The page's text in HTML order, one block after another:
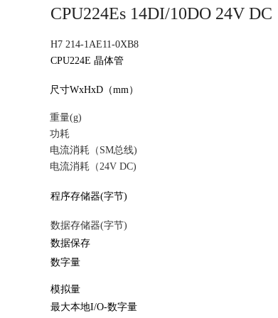
CPU224Es 14DI/10DO 24V DC
H7 214-1AE11-0XB8
CPU224E 晶体管
尺寸WxHxD（mm）
重量(g)
功耗
电流消耗（SM总线)
电流消耗（24V DC)
程序存储器(字节)
数据存储器(字节)
数据保存
数字量
模拟量
最大本地I/O-数字量